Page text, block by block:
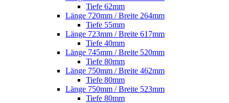
Tiefe 62mm
Länge 720mm / Breite 264mm
Tiefe 55mm
Länge 723mm / Breite 617mm
Tiefe 40mm
Länge 745mm / Breite 520mm
Tiefe 80mm
Länge 750mm / Breite 462mm
Tiefe 80mm
Länge 750mm / Breite 523mm
Tiefe 80mm